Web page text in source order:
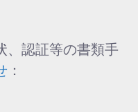
、認証等の書類手
：